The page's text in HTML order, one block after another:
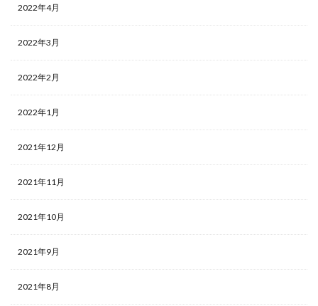
2022年4月
2022年3月
2022年2月
2022年1月
2021年12月
2021年11月
2021年10月
2021年9月
2021年8月